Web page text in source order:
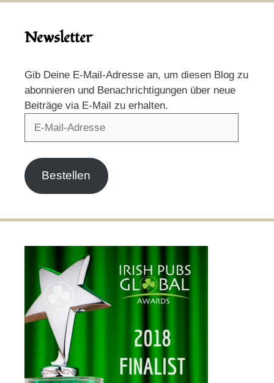
Newsletter
Gib Deine E-Mail-Adresse an, um diesen Blog zu
abonnieren und Benachrichtigungen über neue
Beiträge via E-Mail zu erhalten.
Bestellen